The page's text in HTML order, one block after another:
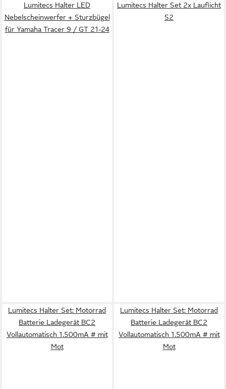
Lumitecs Halter LED
Nebelscheinwerfer + Sturzbügel
für Yamaha Tracer 9 / GT 21-24
Lumitecs Halter Set 2x Lauflicht
S2
Lumitecs Halter Set: Motorrad
Batterie Ladegerät BC2
Vollautomatisch 1.500mA # mit
Mot
Lumitecs Halter Set: Motorrad
Batterie Ladegerät BC2
Vollautomatisch 1.500mA # mit
Mot